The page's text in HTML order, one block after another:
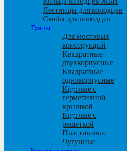
Лестницы для колодцев
Скобы для колодцев
Трапы
Для мостовых
конструкций
Квадратные
двухкорпусные
Квадратные
однокорпусные
Круглые с
герметичной
крышкой
Круглые с
решеткой
Пластиковые
Чугунные